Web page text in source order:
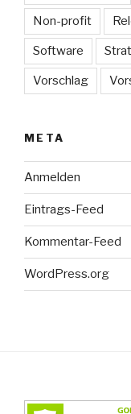
Non-profit
Software
Vorschlag
META
Anmelden
Eintrags-Feed
Kommentar-Feed
WordPress.org